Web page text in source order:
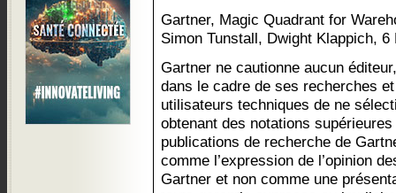
Gartner, Magic Quadrant for
Simon Tunstall, Dwight Klappich, 6
Gartner ne cautionne aucun
dans le cadre de ses recherches
utilisateurs techniques de ne
obtenant des notations
publications de recherche de
comme l’expression de l’opinion
Gartner et non comme une